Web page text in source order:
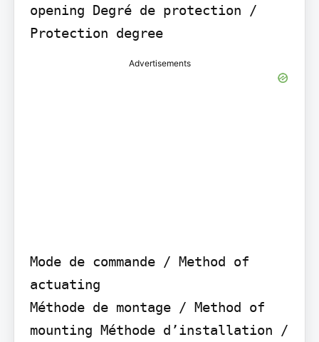
opening Degré de protection /
Protection degree
Advertisements
Mode de commande / Method of
actuating
Méthode de montage / Method of
mounting Méthode d’installation /